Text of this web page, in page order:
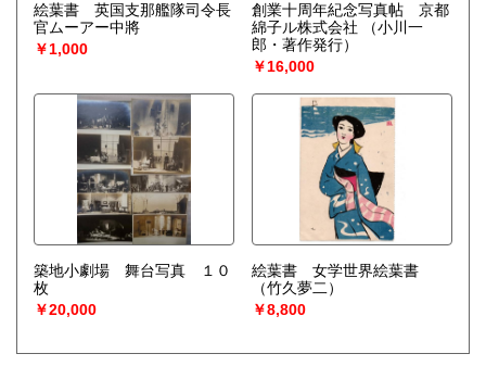
絵葉書 英国支那艦隊司令長
官ムーアー中將
￥1,000
創業十周年紀念写真帖 京都
綿子ル株式会社
（小川一
郎・著作発行）
￥16,000
築地小劇場 舞台写真 １０
枚
￥20,000
絵葉書 女学世界絵葉書
（竹久夢二）
￥8,800